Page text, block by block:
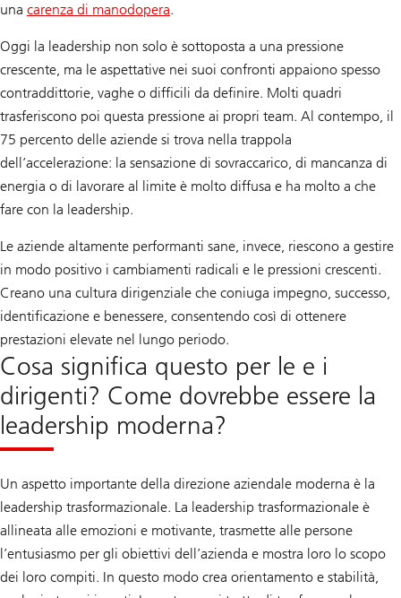
una carenza di manodopera.
Oggi la leadership non solo è sottoposta a una pressione
crescente, ma le aspettative nei suoi confronti appaiono spesso
contraddittorie, vaghe o difficili da definire. Molti quadri
trasferiscono poi questa pressione ai propri team. Al contempo, il
75 percento delle aziende si trova nella trappola
dell’accelerazione: la sensazione di sovraccarico, di mancanza di
energia o di lavorare al limite è molto diffusa e ha molto a che
fare con la leadership.
Le aziende altamente performanti sane, invece, riescono a gestire
in modo positivo i cambiamenti radicali e le pressioni crescenti.
Creano una cultura dirigenziale che coniuga impegno, successo,
identificazione e benessere, consentendo così di ottenere
prestazioni elevate nel lungo periodo.
Cosa significa questo per le e i
dirigenti? Come dovrebbe essere la
leadership moderna?
Un aspetto importante della direzione aziendale moderna è la
leadership trasformazionale. La leadership trasformazionale è
allineata alle emozioni e motivante, trasmette alle persone
l’entusiasmo per gli obiettivi dell’azienda e mostra loro lo scopo
dei loro compiti. In questo modo crea orientamento e stabilità,